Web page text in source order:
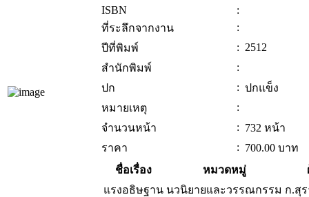
ISBN
:
ที่ระลึกจากงาน
:
ปีที่พิมพ์
: 2512
สำนักพิมพ์
:
ปก
: ปกแข็ง
หมายเหตุ
:
จำนวนหน้า
: 732 หน้า
ราคา
: 700.00 บาท
ชื่อเรื่อง
หมวดหมู่
แรงอธิษฐาน นวนิยายและวรรณกรรม ก.สุ